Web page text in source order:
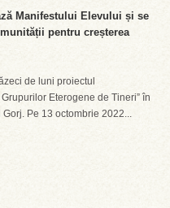
Manifestului Elevului și se
pentru creșterea
de luni proiectul
Eterogene de Tineri” în
Pe 13 octombrie 2022...